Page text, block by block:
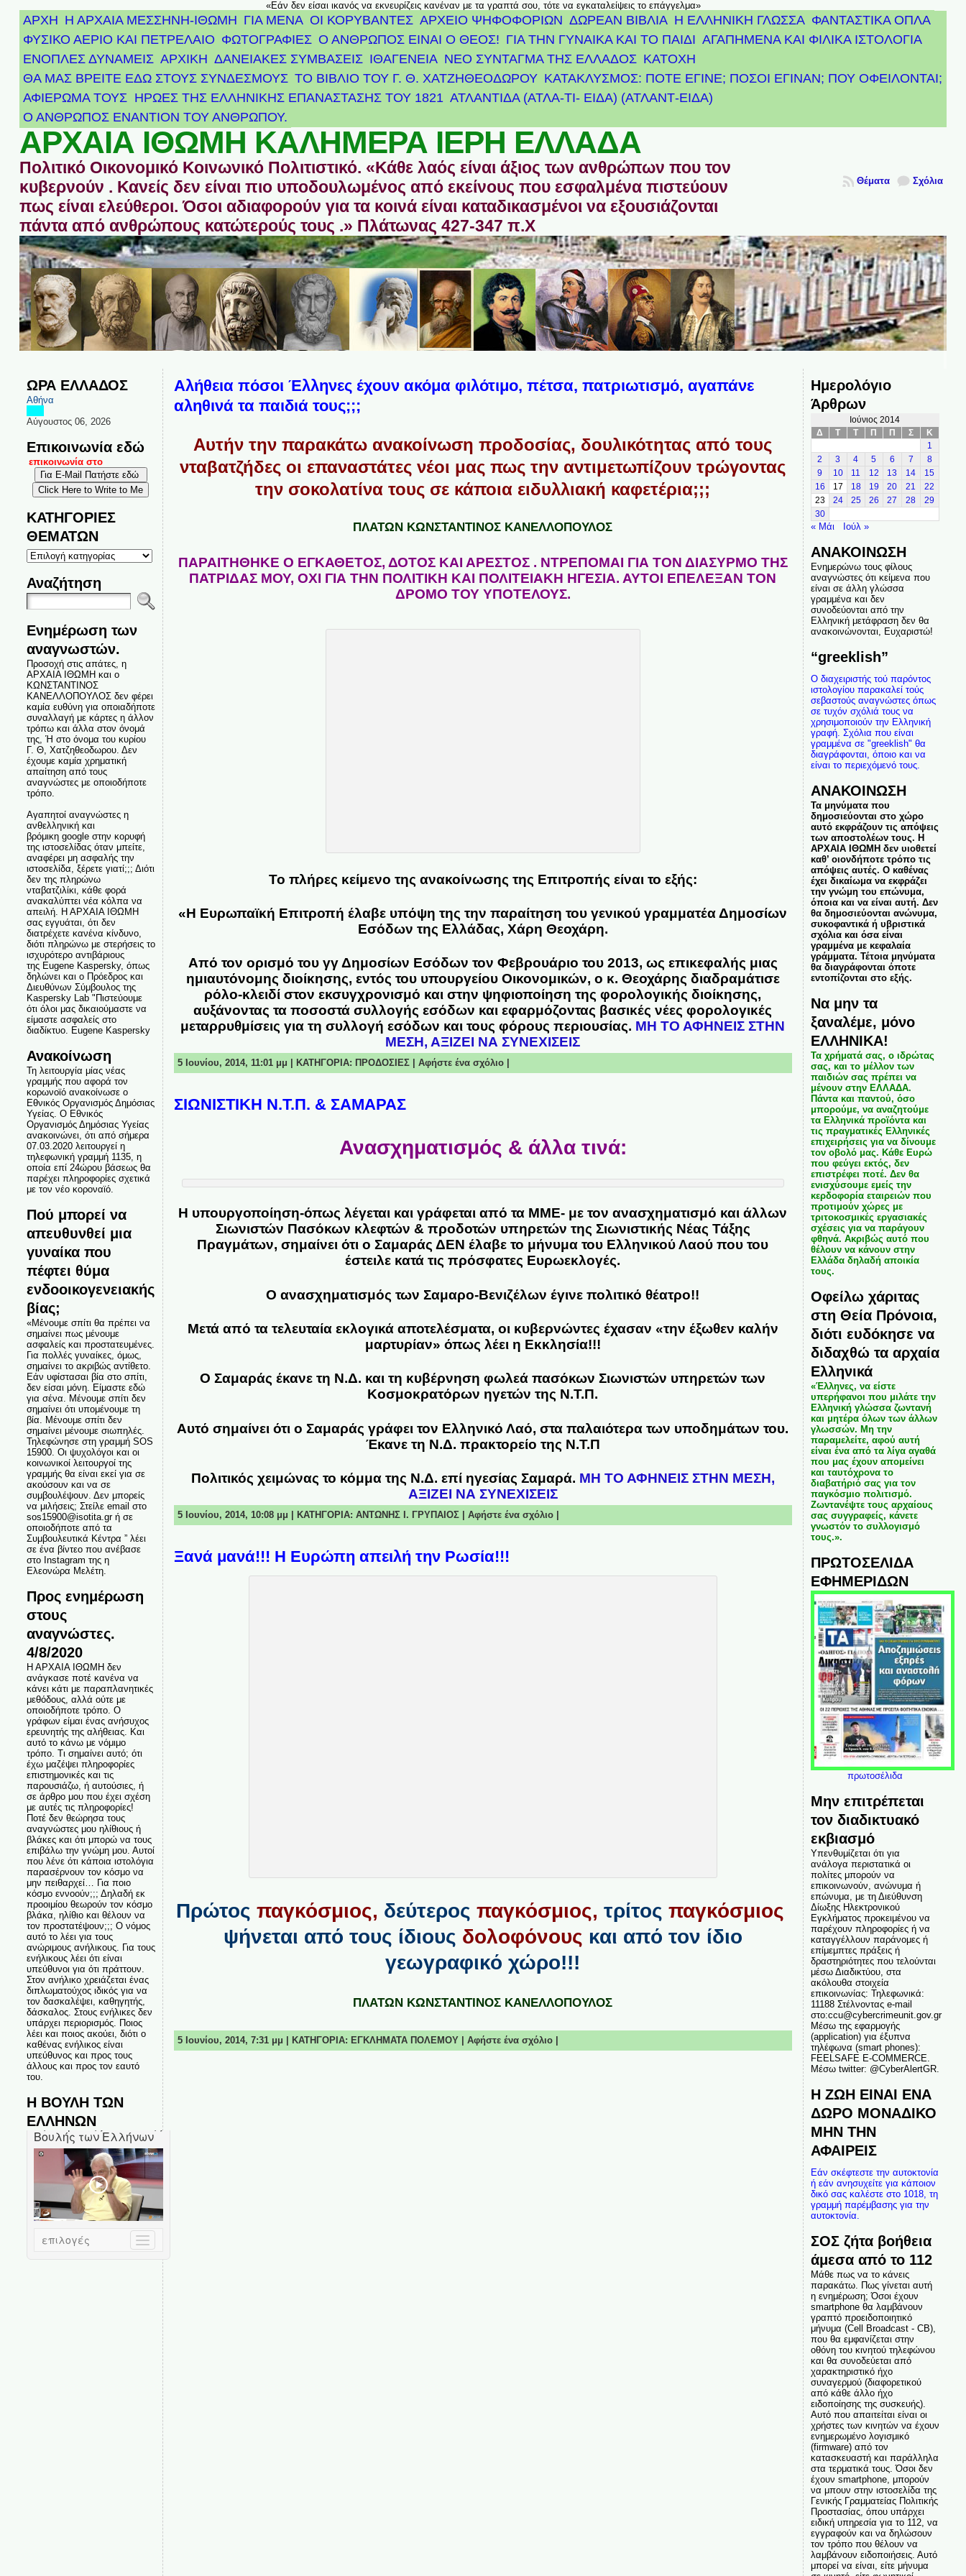
«Εάν δεν είσαι ικανός να εκνευρίζεις κανέναν με τα γραπτά σου, τότε να εγκαταλείψεις το επάγγελμα»
ΑΡΧΗ Η ΑΡΧΑΙΑ ΜΕΣΣΗΝΗ-ΙΘΩΜΗ ΓΙΑ ΜΕΝΑ ΟΙ ΚΟΡΥΒΑΝΤΕΣ ΑΡΧΕΊΟ ΨΗΦΟΦΟΡΙΏΝ ΔΩΡΕΑΝ ΒΙΒΛΙΑ Η ΕΛΛΗΝΙΚΗ ΓΛΩΣΣΑ ΦΑΝΤΑΣΤΙΚΑ ΟΠΛΑ
ΦΥΣΙΚΟ ΑΕΡΙΟ ΚΑΙ ΠΕΤΡΕΛΑΙΟ ΦΩΤΟΓΡΑΦΙΕΣ Ο ΑΝΘΡΩΠΟΣ ΕΙΝΑΙ Ο ΘΕΟΣ! ΓΙΑ ΤΗΝ ΓΥΝΑΙΚΑ ΚΑΙ ΤΟ ΠΑΙΔΙ ΑΓΑΠΗΜΕΝΑ ΚΑΙ ΦΙΛΙΚΑ ΙΣΤΟΛΟΓΙΑ
ΕΝΟΠΛΕΣ ΔΥΝΑΜΕΙΣ ΑΡΧΙΚΉ ΔΑΝΕΙΑΚΕΣ ΣΥΜΒΑΣΕΙΣ ΙΘΑΓΕΝΕΙΑ ΝΕΟ ΣΥΝΤΑΓΜΑ ΤΗΣ ΕΛΛΑΔΟΣ ΚΑΤΟΧΗ
ΘΑ ΜΑΣ ΒΡΕΙΤΕ ΕΔΩ ΣΤΟΥΣ ΣΥΝΔΕΣΜΟΥΣ ΤΟ ΒΙΒΛΙΟ ΤΟΥ Γ. Θ. ΧΑΤΖΗΘΕΟΔΩΡΟΥ ΚΑΤΑΚΛΥΣΜΟΣ: ΠΟΤΕ ΕΓΙΝΕ; ΠΟΣΟΙ ΕΓΙΝΑΝ; ΠΟΥ ΟΦΕΙΛΟΝΤΑΙ;
ΑΦΙΈΡΩΜΑ ΤΟΥΣ ΉΡΩΕΣ ΤΗΣ ΕΛΛΗΝΙΚΉΣ ΕΠΑΝΆΣΤΑΣΗΣ ΤΟΥ 1821 ΑΤΛΑΝΤΊΔΑ (ΑΤΛΑ-ΤΙ- ΕΙΔΑ) (ΑΤΛΑΝΤ-ΕΙΔΑ)
Ο ΑΝΘΡΩΠΟΣ ΕΝΑΝΤΙΟΝ ΤΟΥ ΑΝΘΡΩΠΟΥ.
ΑΡΧΑΙΑ ΙΘΩΜΗ ΚΑΛΗΜΕΡΑ ΙΕΡΗ ΕΛΛΑΔΑ
Πολιτικό Οικονομικό Κοινωνικό Πολιτιστικό. «Κάθε λαός είναι άξιος των ανθρώπων που τον
κυβερνούν . Κανείς δεν είναι πιο υποδουλωμένος από εκείνους που εσφαλμένα πιστεύουν
πως είναι ελεύθεροι. Όσοι αδιαφορούν για τα κοινά είναι καταδικασμένοι να εξουσιάζονται
πάντα από ανθρώπους κατώτερούς τους .» Πλάτωνας 427-347 π.Χ
Σχόλια
Θέματα
ΩΡΑ ΕΛΛΑΔΟΣ
Αθήνα
Αύγουστος 06, 2026
Επικοινωνία εδώ
επικοινωνία στο
ΚΑΤΗΓΟΡΙΕΣ
ΘΕΜΑΤΩΝ
ΚΑΤΗΓΟΡΙΕΣ
ΘΕΜΑΤΩΝ
Αναζήτηση
Ενημέρωση των
αναγνωστών.
Προσοχή στις απάτες, η
ΑΡΧΑΙΑ ΙΘΩΜΗ και ο
ΚΩΝΣΤΑΝΤΙΝΟΣ
ΚΑΝΕΛΛΟΠΟΥΛΟΣ δεν φέρει
καμία ευθύνη για οποιαδήποτε
συναλλαγή με κάρτες η άλλον
τρόπω και άλλα στον όνομά
της, Ή στο όνομα του κυρίου
Γ. Θ, Χατζηθεοδωρου. Δεν
έχουμε καμία χρηματική
απαίτηση από τους
αναγνώστες με οποιοδήποτε
τρόπο.
Αγαπητοί αναγνώστες η
ανθελληνική και
βρόμικη google στην κορυφή
της ιστοσελίδας όταν μπείτε,
αναφέρει μη ασφαλής την
ιστοσελίδα, ξέρετε γιατί;;; Διότι
δεν της πληρώνω
νταβατζιλίκι, κάθε φορά
ανακαλύπτει νέα κόλπα να
απειλή. Η ΑΡΧΑΙΑ ΙΘΩΜΗ
σας εγγυάται, ότι δεν
διατρέχετε κανένα κίνδυνο,
διότι πληρώνω με στερήσεις το
ισχυρότερο αντιβάριους
της Eugene Kaspersky, όπως
δηλώνει και ο Πρόεδρος και
Διευθύνων Σύμβουλος της
Kaspersky Lab "Πιστεύουμε
ότι όλοι μας δικαιούμαστε να
είμαστε ασφαλείς στο
διαδίκτυο. Eugene Kaspersky
Ανακοίνωση
Τη λειτουργία μίας νέας
γραμμής που αφορά τον
κορωνοϊό ανακοίνωσε ο
Εθνικός Οργανισμός Δημόσιας
Υγείας. Ο Εθνικός
Οργανισμός Δημόσιας Υγείας
ανακοινώνει, ότι από σήμερα
07.03.2020 λειτουργεί η
τηλεφωνική γραμμή 1135, η
οποία επί 24ώρου βάσεως θα
παρέχει πληροφορίες σχετικά
με τον νέο κοροναϊό.
Πού μπορεί να
απευθυνθεί μια
γυναίκα που
πέφτει θύμα
ενδοοικογενειακής
βίας;
«Μένουμε σπίτι θα πρέπει να
σημαίνει πως μένουμε
ασφαλείς και προστατευμένες.
Για πολλές γυναίκες, όμως,
σημαίνει το ακριβώς αντίθετο.
Εάν υφίστασαι βία στο σπίτι,
δεν είσαι μόνη. Είμαστε εδώ
για σένα. Μένουμε σπίτι δεν
σημαίνει ότι υπομένουμε τη
βία. Μένουμε σπίτι δεν
σημαίνει μένουμε σιωπηλές.
Τηλεφώνησε στη γραμμή SOS
15900. Οι ψυχολόγοι και οι
κοινωνικοί λειτουργοί της
γραμμής θα είναι εκεί για σε
ακούσουν και να σε
συμβουλέψουν. Δεν μπορείς
να μιλήσεις; Στείλε email στο
sos15900@isotita.gr ή σε
οποιοδήποτε από τα
Συμβουλευτικά Κέντρα ” λέει
σε ένα βίντεο που ανέβασε
στο Instagram της η
Ελεονώρα Μελέτη.
Προς ενημέρωση
στους
αναγνώστες.
4/8/2020
Η ΑΡΧΑΙΑ ΙΘΩΜΗ δεν
ανάγκασε ποτέ κανένα να
κάνει κάτι με παραπλανητικές
μεθόδους, αλλά ούτε με
οποιοδήποτε τρόπο. Ο
γράφων είμαι ένας ανήσυχος
ερευνητής της αλήθειας. Και
αυτό το κάνω με νόμιμο
τρόπο. Τι σημαίνει αυτό; ότι
έχω μαζέψει πληροφορίες
επιστημονικές και τις
παρουσιάζω, ή αυτούσιες, ή
σε άρθρο μου που έχει σχέση
με αυτές τις πληροφορίες!
Ποτέ δεν θεώρησα τους
αναγνώστες μου ηλίθιους ή
βλάκες και ότι μπορώ να τους
επιβάλω την γνώμη μου. Αυτοί
που λένε ότι κάποια ιστολόγια
παρασέρνουν τον κόσμο να
μην πειθαρχεί… Για ποιο
κόσμο εννοούν;;; Δηλαδή εκ
προοιμίου θεωρούν τον κόσμο
βλάκα, ηλίθιο και θέλουν να
τον προστατέψουν;;; Ο νόμος
αυτό το λέει για τους
ανώριμους ανήλικους. Για τους
ενήλικους λέει ότι είναι
υπεύθυνοι για ότι πράττουν.
Στον ανήλικο χρειάζεται ένας
διπλωματούχος ιδικός για να
τον δασκαλέψει, καθηγητής,
δάσκαλος. Στους ενήλικες δεν
υπάρχει περιορισμός. Ποιος
λέει και ποιος ακούει, διότι ο
καθένας ενήλικος είναι
υπεύθυνος και προς τους
άλλους και προς τον εαυτό
του.
Η ΒΟΥΛΗ ΤΩΝ
ΕΛΛΗΝΩΝ
Αλήθεια πόσοι Έλληνες έχουν ακόμα φιλότιμο, πέτσα, πατριωτισμό, αγαπάνε
αληθινά τα παιδιά τους;;;
Αυτήν την παρακάτω ανακοίνωση προδοσίας, δουλικότητας από τους
νταβατζήδες οι επαναστάτες νέοι μας πως την αντιμετωπίζουν τρώγοντας
την σοκολατίνα τους σε κάποια ειδυλλιακή καφετέρια;;;
ΠΛΑΤΩΝ ΚΩΝΣΤΑΝΤΙΝΟΣ ΚΑΝΕΛΛΟΠΟΥΛΟΣ
ΠΑΡΑΙΤΗΘΗΚΕ Ο ΕΓΚΑΘΕΤΟΣ, ΔΟΤΟΣ ΚΑΙ ΑΡΕΣΤΟΣ . ΝΤΡΕΠΟΜΑΙ ΓΙΑ ΤΟΝ ΔΙΑΣΥΡΜΟ ΤΗΣ
ΠΑΤΡΙΔΑΣ ΜΟΥ, ΟΧΙ ΓΙΑ ΤΗΝ ΠΟΛΙΤΙΚΗ ΚΑΙ ΠΟΛΙΤΕΙΑΚΗ ΗΓΕΣΙΑ. ΑΥΤΟΙ ΕΠΕΛΕΞΑΝ ΤΟΝ
ΔΡΟΜΟ ΤΟΥ ΥΠΟΤΕΛΟΥΣ.
Το πλήρες κείμενο της ανακοίνωσης της Επιτροπής είναι το εξής:
«Η Ευρωπαϊκή Επιτροπή έλαβε υπόψη της την παραίτηση του γενικού γραμματέα Δημοσίων
Εσόδων της Ελλάδας, Χάρη Θεοχάρη.
Από τον ορισμό του γγ Δημοσίων Εσόδων τον Φεβρουάριο του 2013, ως επικεφαλής μιας
ημιαυτόνομης διοίκησης, εντός του υπουργείου Οικονομικών, ο κ. Θεοχάρης διαδραμάτισε
ρόλο-κλειδί στον εκσυγχρονισμό και στην ψηφιοποίηση της φορολογικής διοίκησης,
αυξάνοντας τα ποσοστά συλλογής εσόδων και εφαρμόζοντας βασικές νέες φορολογικές
μεταρρυθμίσεις για τη συλλογή εσόδων και τους φόρους περιουσίας. ΜΗ ΤΟ ΑΦΗΝΕΙΣ ΣΤΗΝ
ΜΕΣΗ, ΑΞΙΖΕΙ ΝΑ ΣΥΝΕΧΙΣΕΙΣ
5 Ιουνίου, 2014, 11:01 μμ | ΚΑΤΗΓΟΡΙΑ: ΠΡΟΔΟΣΙΕΣ| Αφήστε ένα σχόλιο|
ΣΙΩΝΙΣΤΙΚΗ Ν.Τ.Π. & ΣΑΜΑΡΑΣ
Ανασχηματισμός & άλλα τινά:
Η υπουργοποίηση-όπως λέγεται και γράφεται από τα ΜΜΕ- με τον ανασχηματισμό και άλλων
Σιωνιστών Πασόκων κλεφτών & προδοτών υπηρετών της Σιωνιστικής Νέας Τάξης
Πραγμάτων, σημαίνει ότι ο Σαμαράς ΔΕΝ έλαβε το μήνυμα του Ελληνικού Λαού που του
έστειλε κατά τις πρόσφατες Ευρωεκλογές.
Ο ανασχηματισμός των Σαμαρο-Βενιζέλων έγινε πολιτικό θέατρο!!
Μετά από τα τελευταία εκλογικά αποτελέσματα, οι κυβερνώντες έχασαν «την έξωθεν καλήν
μαρτυρίαν» όπως λέει η Εκκλησία!!!
Ο Σαμαράς έκανε τη Ν.Δ. και τη κυβέρνηση φωλεά πασόκων Σιωνιστών υπηρετών των
Κοσμοκρατόρων ηγετών της Ν.Τ.Π.
Αυτό σημαίνει ότι ο Σαμαράς γράφει τον Ελληνικό Λαό, στα παλαιότερα των υποδημάτων του.
Έκανε τη Ν.Δ. πρακτορείο της Ν.Τ.Π
Πολιτικός χειμώνας το κόμμα της Ν.Δ. επί ηγεσίας Σαμαρά. ΜΗ ΤΟ ΑΦΗΝΕΙΣ ΣΤΗΝ ΜΕΣΗ,
ΑΞΙΖΕΙ ΝΑ ΣΥΝΕΧΙΣΕΙΣ
5 Ιουνίου, 2014, 10:08 μμ | ΚΑΤΗΓΟΡΙΑ: ΑΝΤΩΝΗΣ Ι. ΓΡΥΠΑΙΟΣ| Αφήστε ένα σχόλιο|
Ξανά μανά!!! Η Ευρώπη απειλή την Ρωσία!!!
Πρώτος παγκόσμιος, δεύτερος παγκόσμιος, τρίτος παγκόσμιος
ψήνεται από τους ίδιους δολοφόνους και από τον ίδιο
γεωγραφικό χώρο!!!
ΠΛΑΤΩΝ ΚΩΝΣΤΑΝΤΙΝΟΣ ΚΑΝΕΛΛΟΠΟΥΛΟΣ
5 Ιουνίου, 2014, 7:31 μμ | ΚΑΤΗΓΟΡΙΑ: ΕΓΚΛΗΜΑΤΑ ΠΟΛΕΜΟΥ| Αφήστε ένα σχόλιο|
Ημερολόγιο
Άρθρων
Ιούνιος 2014
Δ
Τ Τ Π Π Σ
Κ
1
2
3 4 5 6 7
8
9
10 11 12 13 14
15
16
17 18 19 20 21
22
23
24 25 26 27 28
29
30
« Μάι Ιούλ »
ΑΝΑΚΟΙΝΩΣΗ
Ενημερώνω τους φίλους
αναγνώστες ότι κείμενα που
είναι σε άλλη γλώσσα
γραμμένα και δεν
συνοδεύονται από την
Ελληνική μετάφραση δεν θα
ανακοινώνονται, Ευχαριστώ!
“greeklish”
Ο διαχειριστής τού παρόντος
ιστολογίου παρακαλεί τούς
σεβαστούς αναγνώστες όπως
σε τυχόν σχόλιά τους να
χρησιμοποιούν την Ελληνική
γραφή. Σχόλια που είναι
γραμμένα σε "greeklish" θα
διαγράφονται, όποιο και να
είναι το περιεχόμενό τους.
ΑΝΑΚΟΙΝΩΣΗ
Τα μηνύματα που
δημοσιεύονται στο χώρο
αυτό εκφράζουν τις απόψεις
των αποστολέων τους. Η
ΑΡΧΑΙΑ ΙΘΩΜΗ δεν υιοθετεί
καθ’ οιονδήποτε τρόπο τις
απόψεις αυτές. Ο καθένας
έχει δικαίωμα να εκφράζει
την γνώμη του επώνυμα,
όποια και να είναι αυτή. Δεν
θα δημοσιεύονται ανώνυμα,
συκοφαντικά ή υβριστικά
σχόλια και όσα είναι
γραμμένα με κεφαλαία
γράμματα. Τέτοια μηνύματα
θα διαγράφονται όποτε
εντοπίζονται στο εξής.
Να μην τα
ξαναλέμε, μόνο
ΕΛΛΗΝΙΚΑ!
Τα χρήματά σας, ο ιδρώτας
σας, και το μέλλον των
παιδιών σας πρέπει να
μένουν στην ΕΛΛΑΔΑ.
Πάντα και παντού, όσο
μπορούμε, να αναζητούμε
τα Ελληνικά προϊόντα και
τις πραγματικές Ελληνικές
επιχειρήσεις για να δίνουμε
τον οβολό μας. Κάθε Ευρώ
που φεύγει εκτός, δεν
επιστρέφει ποτέ. Δεν θα
ενισχύσουμε εμείς την
κερδοφορία εταιρειών που
προτιμούν χώρες με
τριτοκοσμικές εργασιακές
σχέσεις για να παράγουν
φθηνά. Ακριβώς αυτό που
θέλουν να κάνουν στην
Ελλάδα δηλαδή αποικία
τους.
Οφείλω χάριτας
στη Θεία Πρόνοια,
διότι ευδόκησε να
διδαχθώ τα αρχαία
Ελληνικά
«Έλληνες, να είστε
υπερήφανοι που μιλάτε την
Ελληνική γλώσσα ζωντανή
και μητέρα όλων των άλλων
γλωσσών. Μη την
παραμελείτε, αφού αυτή
είναι ένα από τα λίγα αγαθά
που μας έχουν απομείνει
και ταυτόχρονα το
διαβατήριό σας για τον
παγκόσμιο πολιτισμό.
Ζωντανέψτε τους αρχαίους
σας συγγραφείς, κάνετε
γνωστόν το συλλογισμό
τους.».
ΠΡΩΤΟΣΕΛΙΔΑ
ΕΦΗΜΕΡΙΔΩΝ
πρωτοσέλιδα
Μην επιτρέπεται
τον διαδικτυακό
εκβιασμό
Υπενθυμίζεται ότι για
ανάλογα περιστατικά οι
πολίτες μπορούν να
επικοινωνούν, ανώνυμα ή
επώνυμα, με τη Διεύθυνση
Δίωξης Ηλεκτρονικού
Εγκλήματος προκειμένου να
παρέχουν πληροφορίες ή να
καταγγέλλουν παράνομες ή
επίμεμπτες πράξεις ή
δραστηριότητες που τελούνται
μέσω Διαδικτύου, στα
ακόλουθα στοιχεία
επικοινωνίας: Τηλεφωνικά:
11188 Στέλνοντας e-mail
στο:ccu@cybercrimeunit.gov.gr
Μέσω της εφαρμογής
(application) για έξυπνα
τηλέφωνα (smart phones):
FEELSAFE E-COMMERCE.
Μέσω twitter: @CyberAlertGR.
Η ΖΩΗ ΕΙΝΑΙ ΕΝΑ
ΔΩΡΟ ΜΟΝΑΔΙΚΟ
ΜΗΝ ΤΗΝ
ΑΦΑΙΡΕΙΣ
Εάν σκέφτεστε την αυτοκτονία
ή εάν ανησυχείτε για κάποιον
δικό σας καλέστε στο 1018, τη
γραμμή παρέμβασης για την
αυτοκτονία.
ΣΟΣ ζήτα βοήθεια
άμεσα από το 112
Μάθε πως να το κάνεις
παρακάτω. Πως γίνεται αυτή
η ενημέρωση; Όσοι έχουν
smartphone θα λαμβάνουν
γραπτό προειδοποιητικό
μήνυμα (Cell Broadcast - CB),
που θα εμφανίζεται στην
οθόνη του κινητού τηλεφώνου
και θα συνοδεύεται από
χαρακτηριστικό ήχο
συναγερμού (διαφορετικού
από κάθε άλλο ήχο
ειδοποίησης της συσκευής).
Αυτό που απαιτείται είναι οι
χρήστες των κινητών να έχουν
ενημερωμένο λογισμικό
(firmware) από τον
κατασκευαστή και παράλληλα
στα τερματικά τους. Όσοι δεν
έχουν smartphone, μπορούν
να μπουν στην ιστοσελίδα της
Γενικής Γραμματείας Πολιτικής
Προστασίας, όπου υπάρχει
ειδική υπηρεσία για το 112, να
εγγραφούν και να δηλώσουν
τον τρόπο που θέλουν να
λαμβάνουν ειδοποιήσεις. Αυτό
μπορεί να είναι, είτε μήνυμα